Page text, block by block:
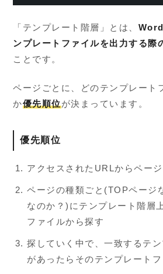
「テンプレート階層」とは、
ンプレートファイルを出力する際
ことです。
ページごとに、どのテンプレート
か優先順位が決まっています。
優先順位
アクセスされたURLからペー
ページの種類ごと(TOPページ
なのか？)にテンプレート階層
ファイルから探す
探していく中で、一致するテ
があったらそのテンプレート